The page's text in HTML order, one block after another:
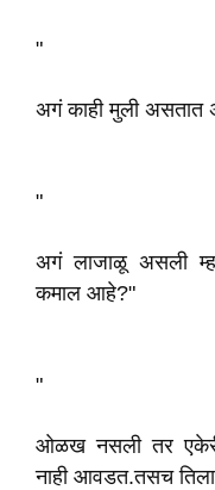
"
अगं काही मुली असतात
"
अगं लाजाळू असली
कमाल आहे?"
"
ओळख नसली तर
नाही आवडत.तसच